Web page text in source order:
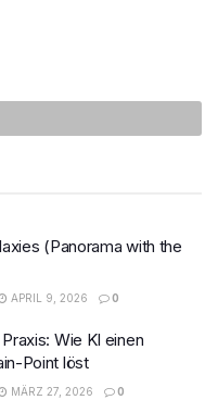
(Panorama with the
APRIL 9, 2026 0
Wie KI einen
Point löst
MÄRZ 27, 2026 0